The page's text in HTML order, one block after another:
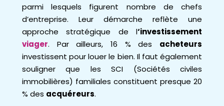
parmi lesquels figurent nombre de chefs
d’entreprise. Leur démarche reflète une
approche stratégique de l‘investissement
viager. Par ailleurs, 16 % des acheteurs
investissent pour louer le bien. Il faut également
souligner que les SCI (Sociétés civiles
immobilières) familiales constituent presque 20
% des acquéreurs.